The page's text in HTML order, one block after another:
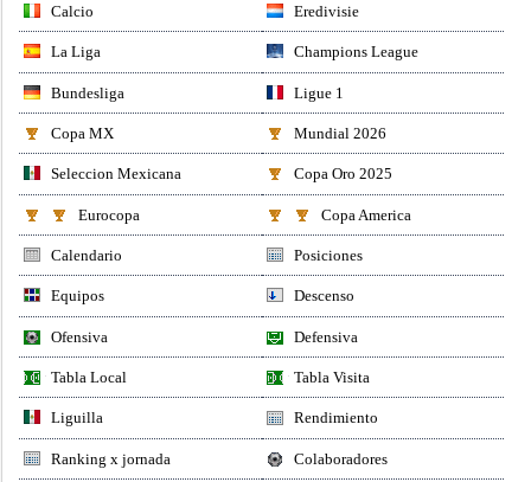
Calcio Eredivisie
La Liga Champions League
Bundesliga Ligue 1
Copa MX Mundial 2026
Seleccion Mexicana Copa Oro 2025
Eurocopa Copa America
Calendario Posiciones
Equipos Descenso
Ofensiva Defensiva
Tabla Local Tabla Visita
Liguilla Rendimiento
Ranking x jornada Colaboradores